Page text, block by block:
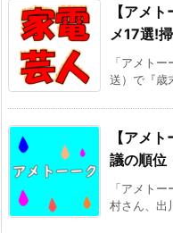
【アメ
メ17選!
「アメト
送）で『歳
【アメ
議の順位
「アメト
村さん、出